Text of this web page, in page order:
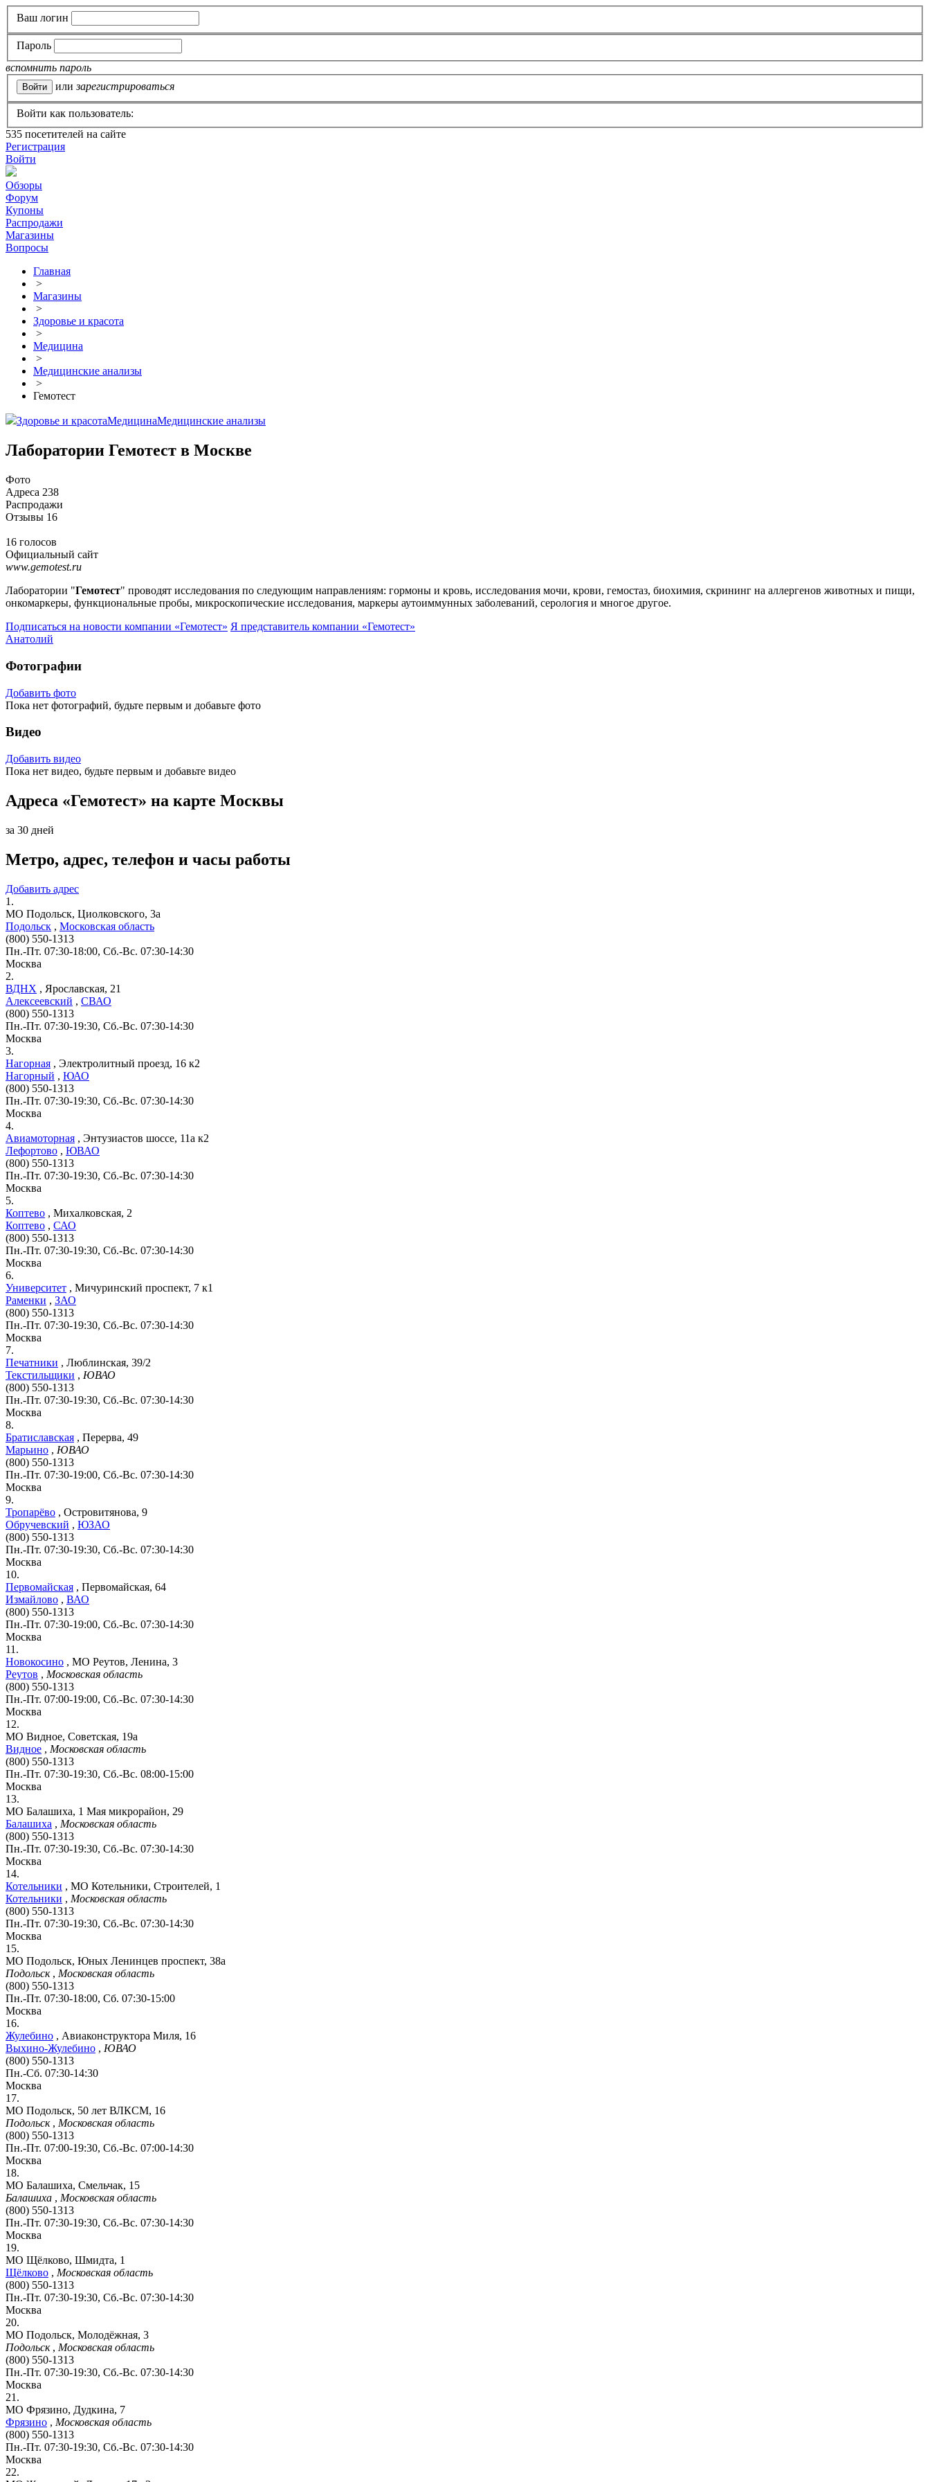
Ваш логин
Пароль
вспомнить пароль
или зарегистрироваться
Войти как пользователь:
535 посетителей на сайте
Регистрация
Войти
Обзоры
Форум
Купоны
Распродажи
Магазины
Вопросы
Главная
>
Магазины
>
Здоровье и красота
>
Медицина
>
Медицинские анализы
>
Гемотест
Здоровье и красотаМедицинаМедицинские анализы
Лаборатории Гемотест в Москве
Фото
Адреса 238
Распродажи
Отзывы 16
16 голосов
Официальный сайт
www.gemotest.ru
Лаборатории "Гемотест" проводят исследования по следующим направлениям: гормоны и кровь, исследования мочи, крови, гемостаз, биохимия, скрининг на аллергенов животных и пищи,
онкомаркеры, функциональные пробы, микроскопические исследования, маркеры аутоиммунных заболеваний, серология и многое другое.
Подписаться на новости компании «Гемотест» Я представитель компании «Гемотест»
Анатолий
Фотографии
Добавить фото
Пока нет фотографий, будьте первым и добавьте фото
Видео
Добавить видео
Пока нет видео, будьте первым и добавьте видео
Адреса «Гемотест» на карте Москвы
за 30 дней
Метро, адрес, телефон и часы работы
Добавить адрес
1.
МО Подольск, Циолковского, 3а
Подольск , Московская область
(800) 550-1313
Пн.-Пт. 07:30-18:00, Сб.-Вс. 07:30-14:30
Москва
2.
ВДНХ , Ярославская, 21
Алексеевский , СВАО
(800) 550-1313
Пн.-Пт. 07:30-19:30, Сб.-Вс. 07:30-14:30
Москва
3.
Нагорная , Электролитный проезд, 16 к2
Нагорный , ЮАО
(800) 550-1313
Пн.-Пт. 07:30-19:30, Сб.-Вс. 07:30-14:30
Москва
4.
Авиамоторная , Энтузиастов шоссе, 11а к2
Лефортово , ЮВАО
(800) 550-1313
Пн.-Пт. 07:30-19:30, Сб.-Вс. 07:30-14:30
Москва
5.
Коптево , Михалковская, 2
Коптево , САО
(800) 550-1313
Пн.-Пт. 07:30-19:30, Сб.-Вс. 07:30-14:30
Москва
6.
Университет , Мичуринский проспект, 7 к1
Раменки , ЗАО
(800) 550-1313
Пн.-Пт. 07:30-19:30, Сб.-Вс. 07:30-14:30
Москва
7.
Печатники , Люблинская, 39/2
Текстильщики , ЮВАО
(800) 550-1313
Пн.-Пт. 07:30-19:30, Сб.-Вс. 07:30-14:30
Москва
8.
Братиславская , Перерва, 49
Марьино , ЮВАО
(800) 550-1313
Пн.-Пт. 07:30-19:00, Сб.-Вс. 07:30-14:30
Москва
9.
Тропарёво , Островитянова, 9
Обручевский , ЮЗАО
(800) 550-1313
Пн.-Пт. 07:30-19:30, Сб.-Вс. 07:30-14:30
Москва
10.
Первомайская , Первомайская, 64
Измайлово , ВАО
(800) 550-1313
Пн.-Пт. 07:30-19:00, Сб.-Вс. 07:30-14:30
Москва
11.
Новокосино , МО Реутов, Ленина, 3
Реутов , Московская область
(800) 550-1313
Пн.-Пт. 07:00-19:00, Сб.-Вс. 07:30-14:30
Москва
12.
МО Видное, Советская, 19а
Видное , Московская область
(800) 550-1313
Пн.-Пт. 07:30-19:30, Сб.-Вс. 08:00-15:00
Москва
13.
МО Балашиха, 1 Мая микрорайон, 29
Балашиха , Московская область
(800) 550-1313
Пн.-Пт. 07:30-19:30, Сб.-Вс. 07:30-14:30
Москва
14.
Котельники , МО Котельники, Строителей, 1
Котельники , Московская область
(800) 550-1313
Пн.-Пт. 07:30-19:30, Сб.-Вс. 07:30-14:30
Москва
15.
МО Подольск, Юных Ленинцев проспект, 38а
Подольск, Московская область
(800) 550-1313
Пн.-Пт. 07:30-18:00, Сб. 07:30-15:00
Москва
16.
Жулебино , Авиаконструктора Миля, 16
Выхино-Жулебино , ЮВАО
(800) 550-1313
Пн.-Сб. 07:30-14:30
Москва
17.
МО Подольск, 50 лет ВЛКСМ, 16
Подольск, Московская область
(800) 550-1313
Пн.-Пт. 07:00-19:30, Сб.-Вс. 07:00-14:30
Москва
18.
МО Балашиха, Смельчак, 15
Балашиха , Московская область
(800) 550-1313
Пн.-Пт. 07:30-19:30, Сб.-Вс. 07:30-14:30
Москва
19.
МО Щёлково, Шмидта, 1
Щёлково , Московская область
(800) 550-1313
Пн.-Пт. 07:30-19:30, Сб.-Вс. 07:30-14:30
Москва
20.
МО Подольск, Молодёжная, 3
Подольск, Московская область
(800) 550-1313
Пн.-Пт. 07:30-19:30, Сб.-Вс. 07:30-14:30
Москва
21.
МО Фрязино, Дудкина, 7
Фрязино , Московская область
(800) 550-1313
Пн.-Пт. 07:30-19:30, Сб.-Вс. 07:30-14:30
Москва
22.